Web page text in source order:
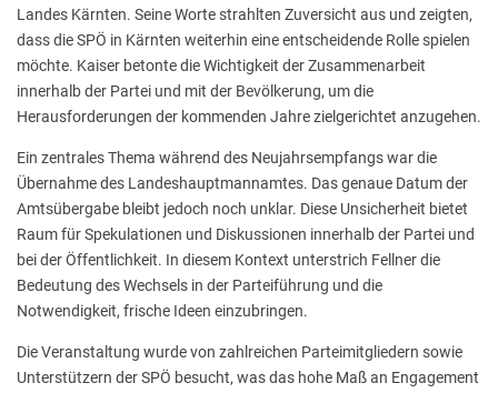
Landes Kärnten. Seine Worte strahlten Zuversicht aus und zeigten,
dass die SPÖ in Kärnten weiterhin eine entscheidende Rolle spielen
möchte. Kaiser betonte die Wichtigkeit der Zusammenarbeit
innerhalb der Partei und mit der Bevölkerung, um die
Herausforderungen der kommenden Jahre zielgerichtet anzugehen.
Ein zentrales Thema während des Neujahrsempfangs war die
Übernahme des Landeshauptmannamtes. Das genaue Datum der
Amtsübergabe bleibt jedoch noch unklar. Diese Unsicherheit bietet
Raum für Spekulationen und Diskussionen innerhalb der Partei und
bei der Öffentlichkeit. In diesem Kontext unterstrich Fellner die
Bedeutung des Wechsels in der Parteiführung und die
Notwendigkeit, frische Ideen einzubringen.
Die Veranstaltung wurde von zahlreichen Parteimitgliedern sowie
Unterstützern der SPÖ besucht, was das hohe Maß an Engagement